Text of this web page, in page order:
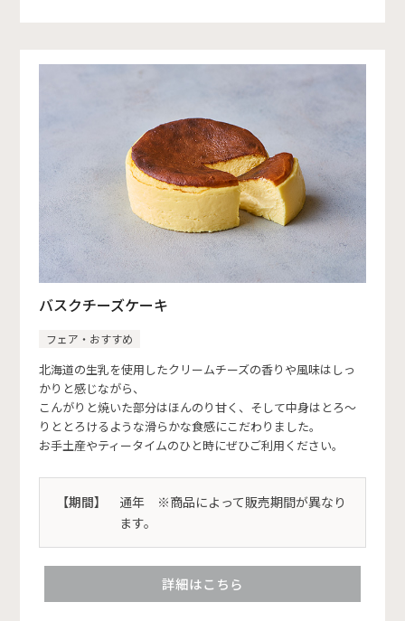
バスクチーズケーキ
フェア・おすすめ
北海道の生乳を使用したクリームチーズの香りや風味はしっ
かりと感じながら、
こんがりと焼いた部分はほんのり甘く、そして中身はとろ～
りととろけるような滑らかな食感にこだわりました。
お手土産やティータイムのひと時にぜひご利用ください。
【期間】
通年 ※商品によって販売期間が異なり
ます。
詳細はこちら